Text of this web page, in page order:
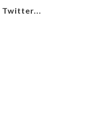
Twitter...